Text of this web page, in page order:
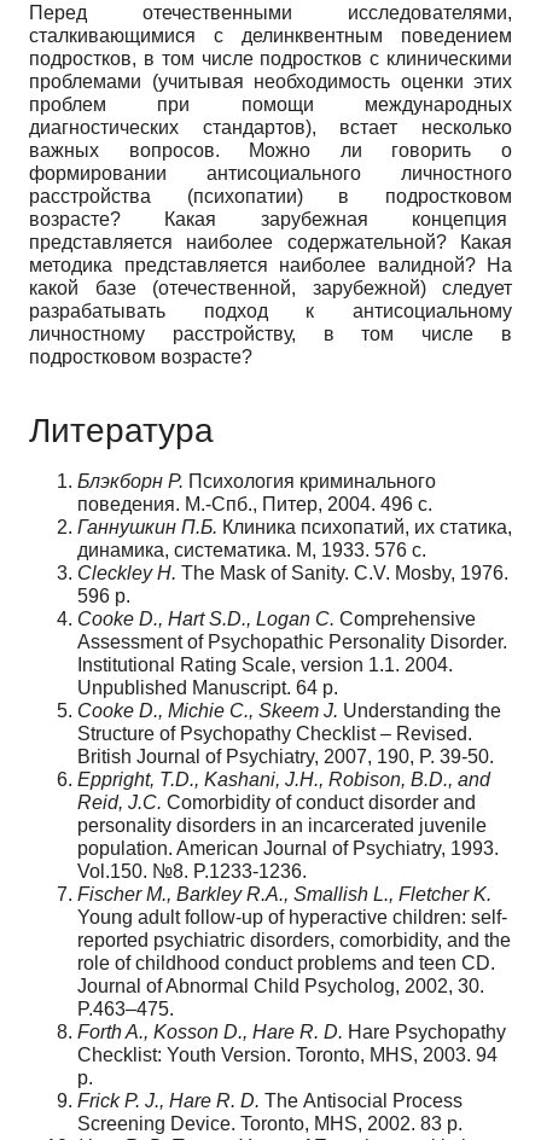
Перед отечественными исследователями,
сталкивающимися с делинквентным поведением
подростков, в том числе подростков с клиническими
проблемами (учитывая необходимость оценки этих
проблем при помощи международных
диагностических стандартов), встает несколько
важных вопросов. Можно ли говорить о
формировании антисоциального личностного
расстройства (психопатии) в подростковом
возрасте? Какая зарубежная концепция
представляется наиболее содержательной? Какая
методика представляется наиболее валидной? На
какой базе (отечественной, зарубежной) следует
разрабатывать подход к антисоциальному
личностному расстройству, в том числе в
подростковом возрасте?
Литература
Блэкборн Р. Психология криминального
поведения. М.-Спб., Питер, 2004. 496 с.
Ганнушкин П.Б. Клиника психопатий, их статика,
динамика, систематика. М, 1933. 576 с.
Cleckley H. The Mask of Sanity. C.V. Mosby, 1976.
596 p.
Cooke D., Hart S.D., Logan C. Comprehensive
Assessment of Psychopathic Personality Disorder.
Institutional Rating Scale, version 1.1. 2004.
Unpublished Manuscript. 64 p.
Cooke D., Michie C., Skeem J. Understanding the
Structure of Psychopathy Checklist – Revised.
British Journal of Psychiatry, 2007, 190, P. 39-50.
Eppright, T.D., Kashani, J.H., Robison, B.D., and
Reid, J.C. Comorbidity of conduct disorder and
personality disorders in an incarcerated juvenile
population. American Journal of Psychiatry, 1993.
Vol.150. №8. P.1233-1236.
Fischer M., Barkley R.A., Smallish L., Fletcher K.
Young adult follow-up of hyperactive children: self-
reported psychiatric disorders, comorbidity, and the
role of childhood conduct problems and teen CD.
Journal of Abnormal Child Psycholog, 2002, 30.
P.463–475.
Forth A., Kosson D., Hare R. D. Hare Psychopathy
Checklist: Youth Version. Toronto, MHS, 2003. 94
p.
Frick P. J., Hare R. D. The Antisocial Process
Screening Device. Toronto, MHS, 2002. 83 p.